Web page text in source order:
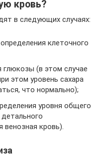
кровь?
в следующих случаях:
клеточного
глюкозы (в этом случае
этом уровень сахара
что нормально);
уровня общего
венозная кровь).